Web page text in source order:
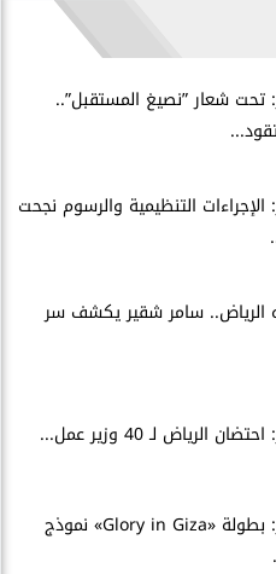
تحت شعار ”نصيغ المستقبل”..
التنظيمية والرسوم نجحت
الرياض.. سامر شقير يكشف سر
الرياض لـ 40 وزير عمل...
سامر شقير: بطولة «Glory in Giza» نموذج